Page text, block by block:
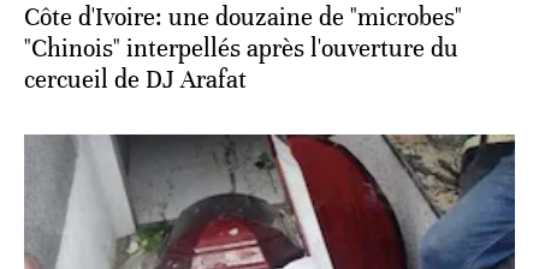
Côte d'Ivoire: une douzaine de "microbes"
"Chinois" interpellés après l'ouverture du
cercueil de DJ Arafat